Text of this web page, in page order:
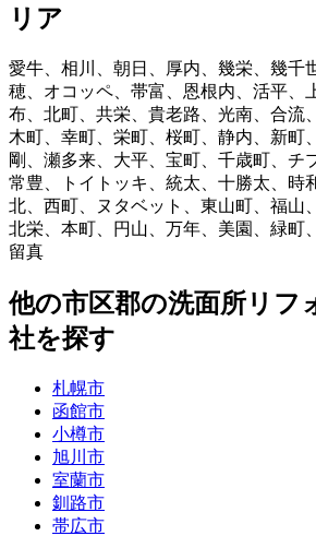
リア
愛牛 相川 朝日 厚内 幾栄 幾千
穂
オコッペ 帯富 恩根内 活平
布
北町 共栄 貴老路 光南 合流
木町
幸町 栄町 桜町 静内 新町
剛
瀬多来 大平 宝町 千歳町 チ
常豊
トイトッキ 統太 十勝太 時
北
西町 ヌタベット 東山町 福山
北栄
本町 円山 万年 美園 緑町
留真
他の市区郡の洗面所リフ
社を探す
札幌市
函館市
小樽市
旭川市
室蘭市
釧路市
帯広市